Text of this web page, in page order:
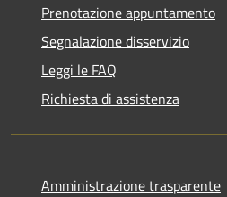
Prenotazione appuntamento
Segnalazione disservizio
Leggi le FAQ
Richiesta di assistenza
Amministrazione trasparente